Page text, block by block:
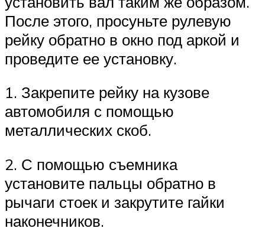
После этого, просуньте рулевую
рейку обратно в окно под аркой и
проведите ее установку.
1. Закрепите рейку на кузове
автомобиля с помощью
металлических скоб.
2. С помощью съемника
установите пальцы обратно в
рычаги стоек и закрутите гайки
наконечников.